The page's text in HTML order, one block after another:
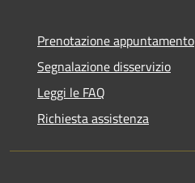
Prenotazione appuntamento
Segnalazione disservizio
Leggi le FAQ
Richiesta assistenza